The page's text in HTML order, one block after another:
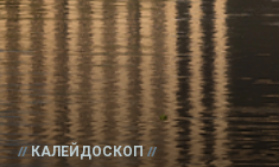
КАЛЕЙДОСКОП